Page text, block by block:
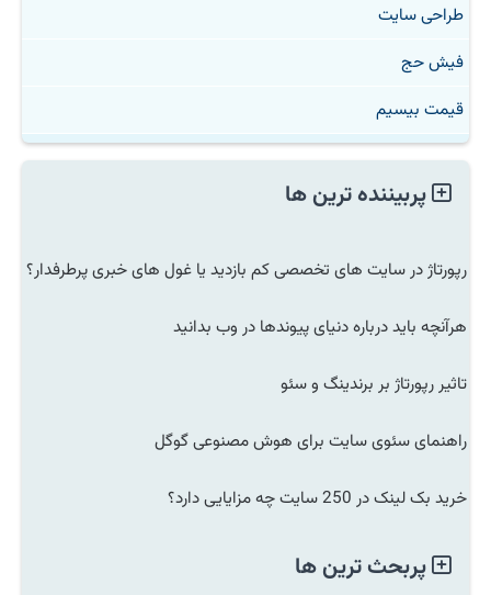
طراحی سایت
فیش حج
قیمت بیسیم
پربیننده ترین ها
رپورتاژ در سایت های تخصصی کم بازدید یا غول های خبری پرطرفدار؟
هرآنچه باید درباره دنیای پیوندها در وب بدانید
تاثیر رپورتاژ بر برندینگ و سئو
راهنمای سئوی سایت برای هوش مصنوعی گوگل
خرید بک لینک در 250 سایت چه مزایایی دارد؟
پربحث ترین ها